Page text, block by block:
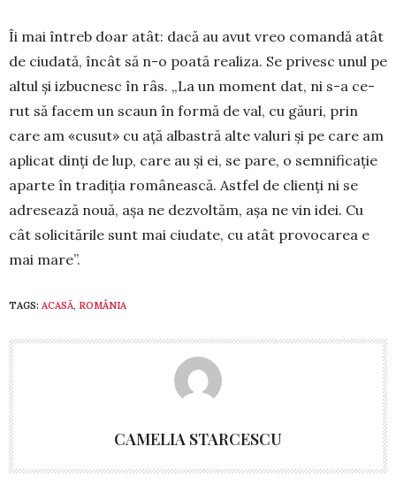
Îi mai întreb doar atât: dacă au avut vreo comandă atât
de ciudată, încât să n-o poată realiza. Se pri­vesc unul pe
altul și izbucnesc în râs. „La un moment dat, ni s-a ce­
rut să facem un scaun în formă de val, cu găuri, prin
care am «cusut» cu ață albastră alte valuri și pe care am
aplicat dinți de lup, care au și ei, se pare, o semnificație
apar­te în tradiția românească. Astfel de clienți ni se
adresează nouă, așa ne dezvoltăm, așa ne vin idei. Cu
cât solicitările sunt mai ciudate, cu atât pro­vocarea e
mai ma­re”.
TAGS: ACASĂ, ROMÂNIA
CAMELIA STARCESCU